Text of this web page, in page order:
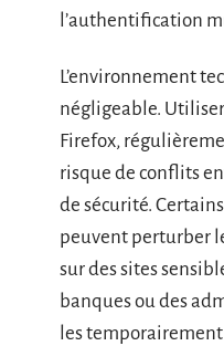
l’authentification
L’environnement
négligeable.
Firefox,
risque de conflits
de sécurité. Certains
peuvent perturber
sur des sites
banques ou des
les